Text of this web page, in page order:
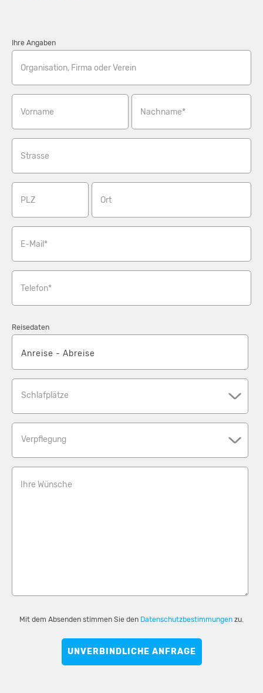
Ihre Angaben
Organisation, Firma oder Verein
Vorname Nachname*
Strasse
PLZ Ort
E-Mail*
Telefon*
Reisedaten
Schlafplätze
Verpflegung
Ihre Wünsche
Mit dem Absenden stimmen Sie den Datenschutzbestimmungen zu.
UNVERBINDLICHE ANFRAGE